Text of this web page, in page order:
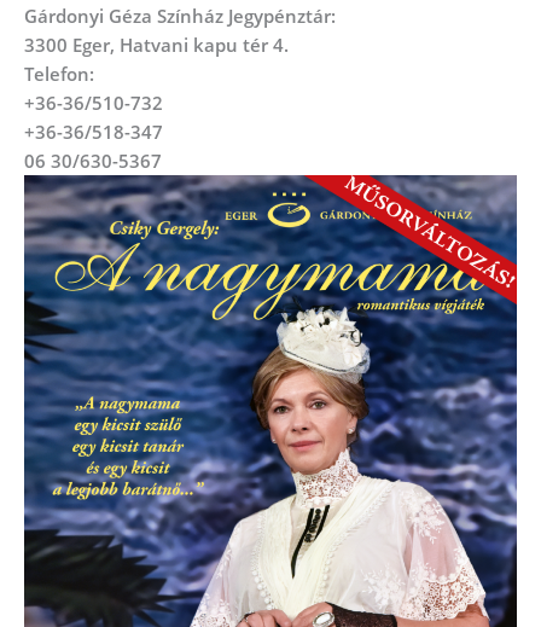
Gárdonyi Géza Színház Jegypénztár:
3300 Eger, Hatvani kapu tér 4.
Telefon:
+36-36/510-732
+36-36/518-347
06 30/630-5367